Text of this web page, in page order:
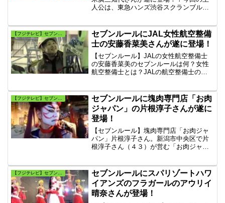
人公は、東急ハンズ渋谷スクランブルス
盆栽の美しさに感動して「盆栽カフェ」
を企画して大きな話題を呼んだ。
セブンルールにJAL女性航空整備
士の安藤香菜美さんが遂に登場！
【セブンルール】JALの女性航空整備士
の安藤香菜美のセブンルールは何？女性
航空整備士とは？JALの航空整備士の給
は安全が第一です。飛行機整備が重要で
す。セブンルール jal。
セブンルールに塊肉専門店「お肉
ジャパン」の片根淳子さんが遂に
登場！
【セブンルール】塊肉専門店「お肉ジャ
パン」片根淳子さん。新潟市中央区で片
根淳子さん（４３）が営む「お肉ジャパ
【フジテレビ】セブンルール
セブンルールにスパリゾートハワ
イアンズのフラガールのアウリイ
晴奈さんが登場！